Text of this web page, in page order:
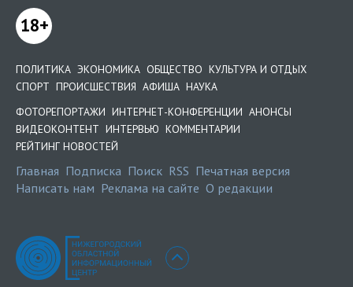
18+
ПОЛИТИКА ЭКОНОМИКА ОБЩЕСТВО КУЛЬТУРА И ОТДЫХ
СПОРТ ПРОИСШЕСТВИЯ АФИША НАУКА
ФОТОРЕПОРТАЖИ ИНТЕРНЕТ-КОНФЕРЕНЦИИ АНОНСЫ
ВИДЕОКОНТЕНТ ИНТЕРВЬЮ КОММЕНТАРИИ
РЕЙТИНГ НОВОСТЕЙ
Главная Подписка Поиск RSS Печатная версия
Написать нам Реклама на сайте О редакции